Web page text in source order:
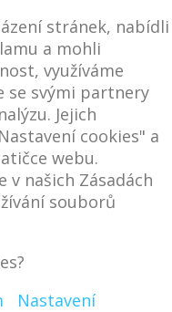
stránek, nabídli
a mohli
využíváme
se svými partnery
Jejich
cookies" a
webu.
našich Zásadách
souborů
Nastavení